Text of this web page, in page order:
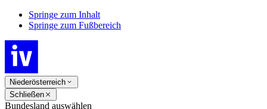
Springe zum Inhalt
Springe zum Fußbereich
Niederösterreich
Schließen
Bundesland auswählen